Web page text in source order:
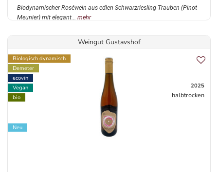
Biodynamischer Roséwein aus edlen Schwarzriesling-Trauben (Pinot
Meunier) mit elegant... mehr
Weingut Gustavshof
Biologisch dynamisch
Demeter
ecovin
Vegan
bio
Neu
2025
halbtrocken